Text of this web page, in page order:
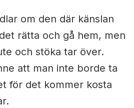
om den där känslan
rätta och gå hem, men
och stöka tar över.
att man inte borde ta
för det kommer kosta